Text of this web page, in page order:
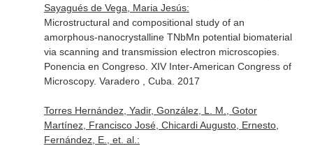
Sayagués de Vega, Maria Jesús:
Microstructural and compositional study of an
amorphous-nanocrystalline TNbMn potential biomaterial
via scanning and transmission electron microscopies.
Ponencia en Congreso. XIV Inter-American Congress of
Microscopy. Varadero , Cuba. 2017
Torres Hernández, Yadir, González, L. M., Gotor
Martínez, Francisco José, Chicardi Augusto, Ernesto,
Fernández, E., et. al.: